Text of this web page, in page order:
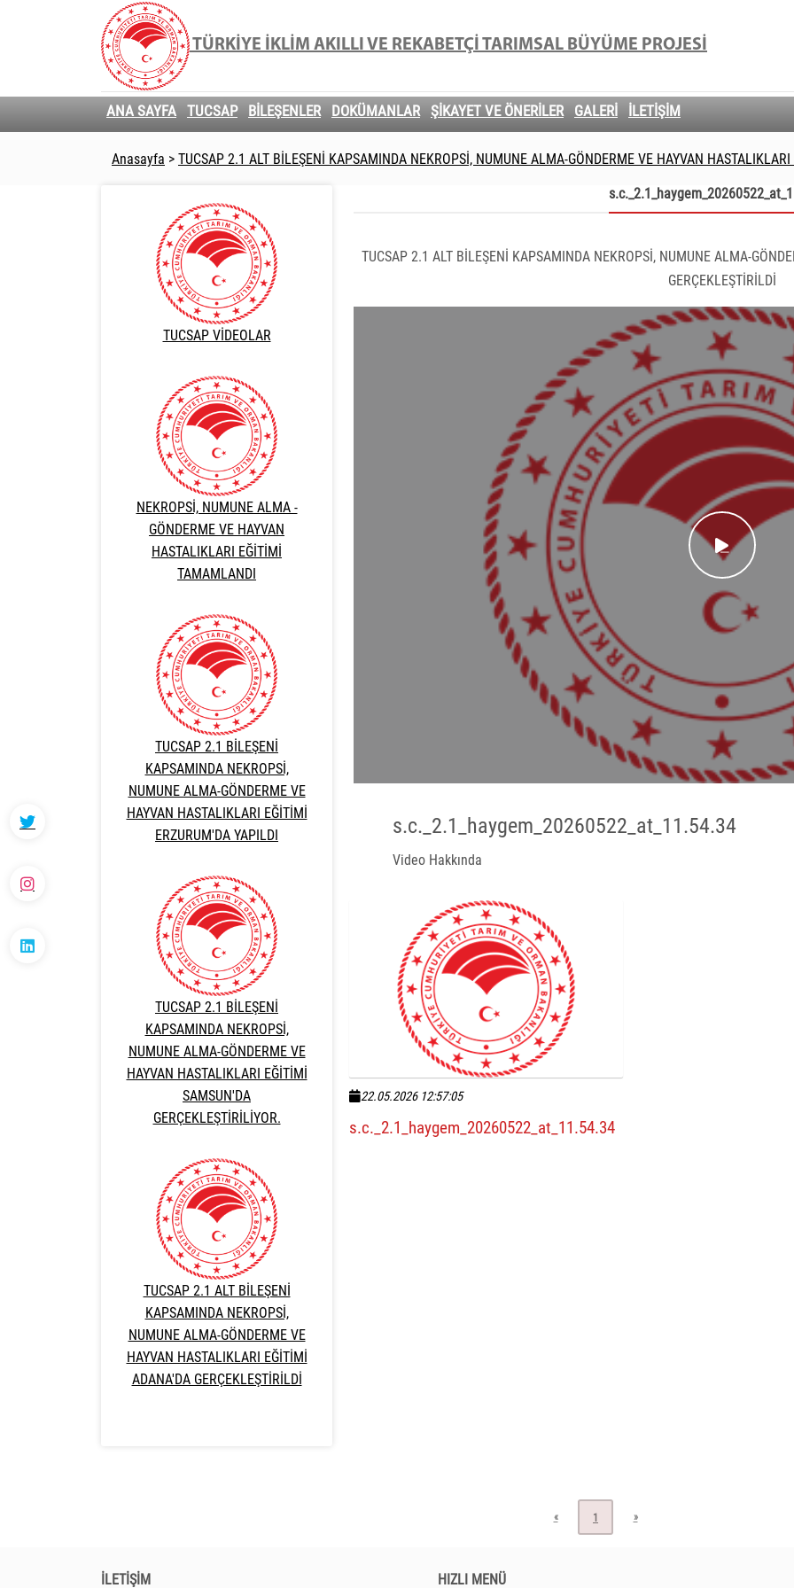
TÜRKİYE İKLİM AKILLI VE REKABETÇİ TARIMSAL BÜYÜME PROJESİ
ANA SAYFA TUCSAP BİLEŞENLER DOKÜMANLAR ŞİKAYET VE ÖNERİLER GALERİ İLETİŞİM
Anasayfa > TUCSAP 2.1 ALT BİLEŞENİ KAPSAMINDA NEKROPSİ, NUMUNE ALMA-GÖNDERME VE HAYVAN
TUCSAP VİDEOLAR
NEKROPSİ, NUMUNE ALMA -
GÖNDERME VE HAYVAN
HASTALIKLARI EĞİTİMİ
TAMAMLANDI
TUCSAP 2.1 BİLEŞENİ
KAPSAMINDA NEKROPSİ,
NUMUNE ALMA-GÖNDERME VE
HAYVAN HASTALIKLARI EĞİTİMİ
ERZURUM'DA YAPILDI
TUCSAP 2.1 BİLEŞENİ
KAPSAMINDA NEKROPSİ,
NUMUNE ALMA-GÖNDERME VE
HAYVAN HASTALIKLARI EĞİTİMİ
SAMSUN'DA
GERÇEKLEŞTİRİLİYOR.
TUCSAP 2.1 ALT BİLEŞENİ
KAPSAMINDA NEKROPSİ,
NUMUNE ALMA-GÖNDERME VE
HAYVAN HASTALIKLARI EĞİTİMİ
ADANA'DA GERÇEKLEŞTİRİLDİ
TUCSAP 2.1 ALT BİLEŞENİ KAPSAMINDA NEKROPSİ, NUMUNE ALMA-
GERÇEKLEŞTİRİLDİ
s.c._2.1_haygem_20260522_at_11.54.34
Video Hakkında
22.05.2026 12:57:05
s.c._2.1_haygem_20260522_at_11.54.34
« 1 »
İLETİŞİM HIZLI MENÜ